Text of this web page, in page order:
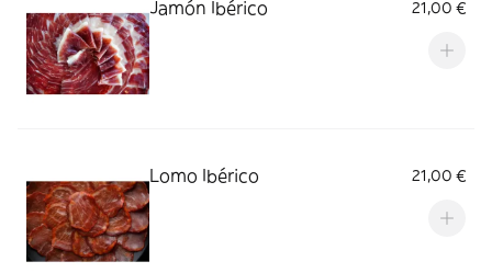
Jamón Ibérico 21,00 €
Lomo Ibérico 21,00 €